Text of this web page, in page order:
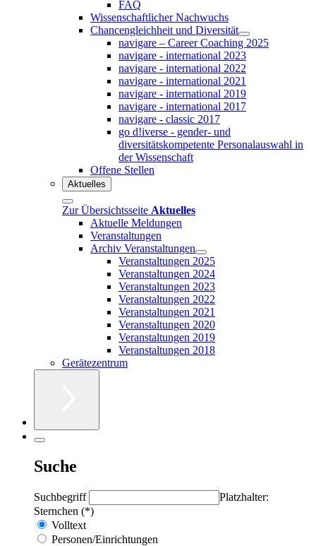
FAQ
Wissenschaftlicher Nachwuchs
Chancengleichheit und Diversität
navigare – Career Coaching 2025
navigare - international 2023
navigare - international 2022
navigare - international 2021
navigare - international 2019
navigare - international 2017
navigare - classic 2017
go d!iverse - gender- und
diversitätskompetente Personalauswahl in
der Wissenschaft
Offene Stellen
Aktuelles
Zur Übersichtsseite Aktuelles
Aktuelle Meldungen
Veranstaltungen
Archiv Veranstaltungen
Veranstaltungen 2025
Veranstaltungen 2024
Veranstaltungen 2023
Veranstaltungen 2022
Veranstaltungen 2021
Veranstaltungen 2020
Veranstaltungen 2019
Veranstaltungen 2018
Gerätezentrum
Suche
Suchbegriff
Platzhalter:
Sternchen (*)
Volltext
Personen/Einrichtungen